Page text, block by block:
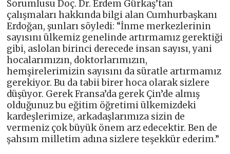
Sorumlusu Doç. Dr. Erdem Gürkaş’tan
çalışmaları hakkında bilgi alan Cumhurbaşkanı
Erdoğan, şunları söyledi: “İnme merkezlerinin
sayısını ülkemiz genelinde artırmamız gerektiği
gibi, aslolan birinci derecede insan sayısı, yani
hocalarımızın, doktorlarımızın,
hemşirelerimizin sayısını da süratle artırmamız
gerekiyor. Bu da tabii birer hoca olarak sizlere
düşüyor. Gerek Fransa’da gerek Çin’de almış
olduğunuz bu eğitim öğretimi ülkemizdeki
kardeşlerimize, arkadaşlarımıza sizin de
vermeniz çok büyük önem arz edecektir. Ben de
şahsım milletim adına sizlere teşekkür ederim.”